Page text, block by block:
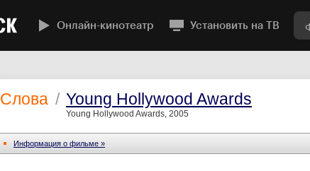
Онлайн-кинотеатр Установить на ТВ
Слова / Young Hollywood Awards
Young Hollywood Awards, 2005
Информация o фильме »